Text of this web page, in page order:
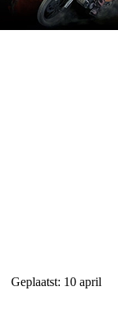
Geplaatst: 10 april